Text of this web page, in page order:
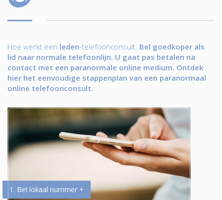
Hoe werkt een leden-telefoonconsult. Bel goedkoper als
lid naar normale telefoonlijn. U gaat pas betalen na
contact met een paranormale online medium. Ontdek
hier het eenvoudige stappenplan van een paranormaal
online telefoonconsult.
1. Bel lokaal nummer +